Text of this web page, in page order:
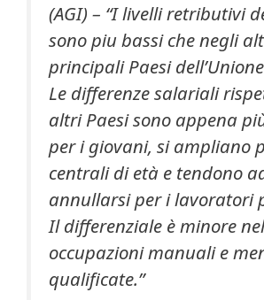
(AGI) – “I livelli retributivi
sono piu bassi che negli
principali Paesi
Le differenze salariali
altri Paesi sono appena
per i giovani, si ampliano
centrali di età e tendono
annullarsi per i lavoratori
Il differenziale è minore
occupazioni manuali e
qualificate.”